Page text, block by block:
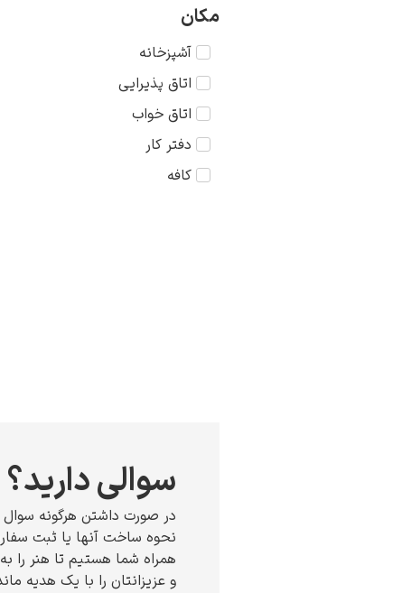
عشق
غرب وحشی
کودک
مذهبی
منظره
56×42
56×56
75×56
75×75
مکان
آشپزخانه
اتاق پذیرایی
اتاق خواب
دفتر کار
کافه
سوالی
در صورت داشتن هرگونه سوال
نحوه ساخت آنها یا ثبت
همراه شما هستیم تا هنر را
و عزیزانتان را با یک هدیه